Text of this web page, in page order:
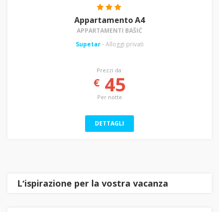
Appartamento A4
APPARTAMENTI BAŠIĆ
Supetar - Alloggi privati
Prezzi da:
€45
Per notte
DETTAGLI
Lʼispirazione per la vostra vacanza